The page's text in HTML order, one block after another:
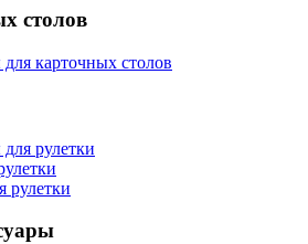
столов
карточных столов
рулетки
рулетки